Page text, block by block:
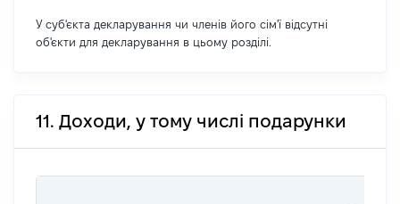
У суб'єкта декларування чи членів його сім'ї відсутні
об'єкти для декларування в цьому розділі.
11. Доходи, у тому числі подарунки